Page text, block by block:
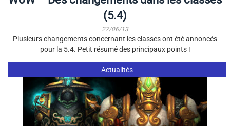
(5.4)
27/06/13
Plusieurs changements concernant les classes ont été annoncés
pour la 5.4. Petit résumé des principaux points !
Actualités